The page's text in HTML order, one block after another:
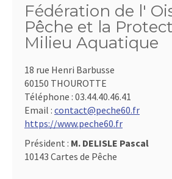
Fédération de l'
Pêche et la
Milieu Aquatique
18 rue Henri Barbusse
60150 THOUROTTE
Téléphone : 03.44.40.46.41
Email : contact@peche60.fr
https://www.peche60.fr
Président : M. DELISLE Pascal
10143 Cartes de Pêche